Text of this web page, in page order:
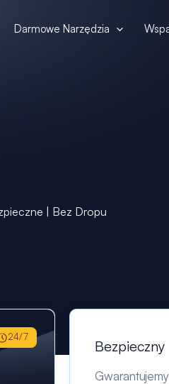
Darmowe Narzędzia
| Bez Dropu
24/7
Bezpieczny